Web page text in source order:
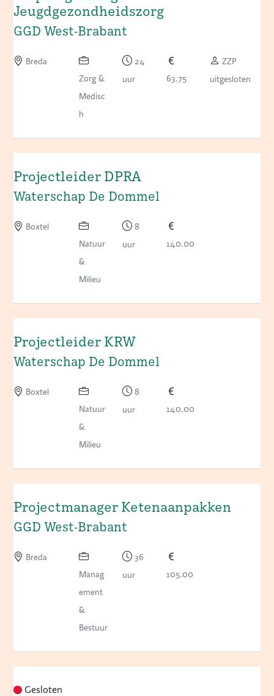
Jeugdgezondheidszorg
GGD West-Brabant
Breda
Zorg &
Medisc
h
24
uur
63.75
ZZP
uitgesloten
Projectleider DPRA
Waterschap De Dommel
Boxtel
Natuur
&
Milieu
8
uur
140.00
Projectleider KRW
Waterschap De Dommel
Boxtel
Natuur
&
Milieu
8
uur
140.00
Projectmanager Ketenaanpakken
GGD West-Brabant
Breda
Manag
ement
&
Bestuur
36
uur
105.00
Gesloten